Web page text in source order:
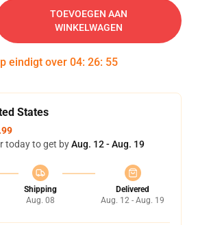
TOEVOEGEN AAN
WINKELWAGEN
eindigt over 04: 26: 55
States
today to get byAug. 12 - Aug. 19
Shipping
Aug. 08
Delivered
Aug. 12 - Aug. 19